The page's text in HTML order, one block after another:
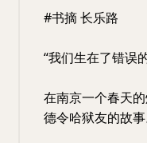
#书摘 长乐路
“我们生在了错误
在南京一个春天
德令哈狱友的故事